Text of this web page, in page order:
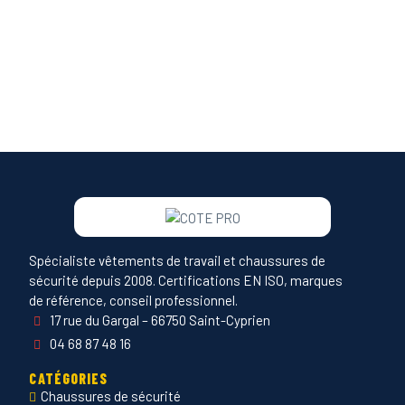
Spécialiste vêtements de travail et chaussures de
sécurité depuis 2008. Certifications EN ISO, marques
de référence, conseil professionnel.
17 rue du Gargal – 66750 Saint-Cyprien
04 68 87 48 16
CATÉGORIES
Chaussures de sécurité